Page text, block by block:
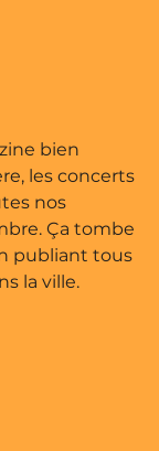
•
bien
les concerts
nos
Ça tombe
publiant tous
la ville.